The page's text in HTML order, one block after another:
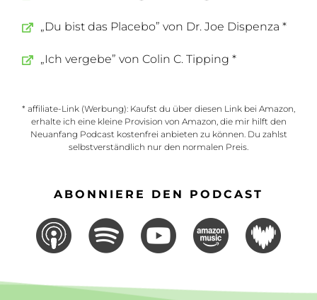
„Du bist das Placebo” von Dr. Joe Dispenza *
„Ich vergebe” von Colin C. Tipping *
* affiliate-Link (Werbung): Kaufst du über diesen Link bei Amazon,
erhalte ich eine kleine Provision von Amazon, die mir hilft den
Neuanfang Podcast kostenfrei anbieten zu können. Du zahlst
selbstverständlich nur den normalen Preis.
ABONNIERE DEN PODCAST